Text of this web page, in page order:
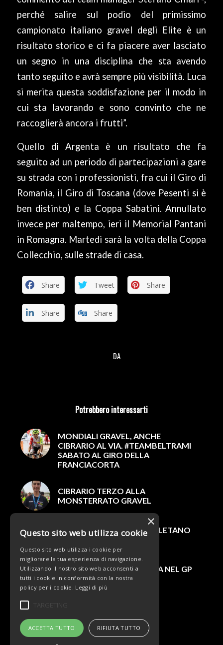
perché salire sul podio del primissimo
campionato italiano gravel degli Elite è un
risultato storico e ci fa piacere aver lasciato
un segno in una disciplina che sta avendo
tanto seguito e avrà sempre più visibilità. Luca
si merita questa soddisfazione per il modo in
cui sta lavorando e sono convinto che ne
raccoglierà ancora i frutti”.
Quello di Argenta è un risultato che fa
seguito ad un periodo di partecipazioni a gare
su strada con i professionisti, fra cui il Giro di
Romania, il Giro di Toscana (dove Pesenti si è
ben distinto) e la Coppa Sabatini. Annullato
invece per maltempo, ieri il Memorial Pantani
in Romagna. Martedì sarà la volta della Coppa
Collecchio, sulle strade di casa.
Share Tweet Share
Share Share
DA
Potrebbero interessarti
MONDIALI GRAVEL, ANCHE
CIBRARIO AL VIA. #TEAMBELTRAMI
SABATO AL GIRO DELLA
FRANCIACORTA
CIBRARIO TERZO ALLA
MONSTERRATO GRAVEL
CIBRARIO E CEOLIN COMPLETANO
L'ORGANICO 2022
THOMAS PESENTI TRIONFA NEL GP
SLOVAKIA
×
Questo sito web utilizza cookie
Questo sito web utilizza i cookie per
migliorare la tua esperienza di navigazione.
Utilizzando il nostro sito web acconsenti a
tutti i cookie in conformità con la nostra
policy per i cookie. Leggi di più
TARGETING
ACCETTA TUTTO RIFIUTA TUTTO